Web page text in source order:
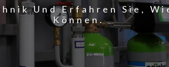
Und Erfahren Sie,
Können.